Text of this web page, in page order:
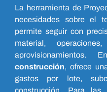
La herramienta de
necesidades sobre el
permite seguir con
material,
construcción, ofrece
gastos por lote,